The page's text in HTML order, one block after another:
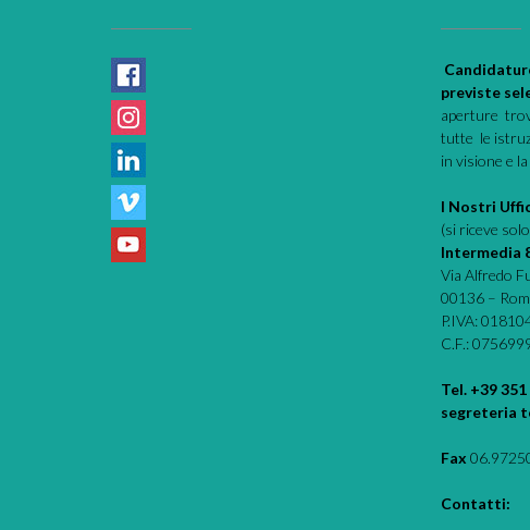
previste
aperture
tutte le
in visione e
I Nostri
(si riceve
Intermedia
Via Alfredo
00136 –
P.IVA:
C.F.:
Tel. +39
segreteria
Fax
Contatti: